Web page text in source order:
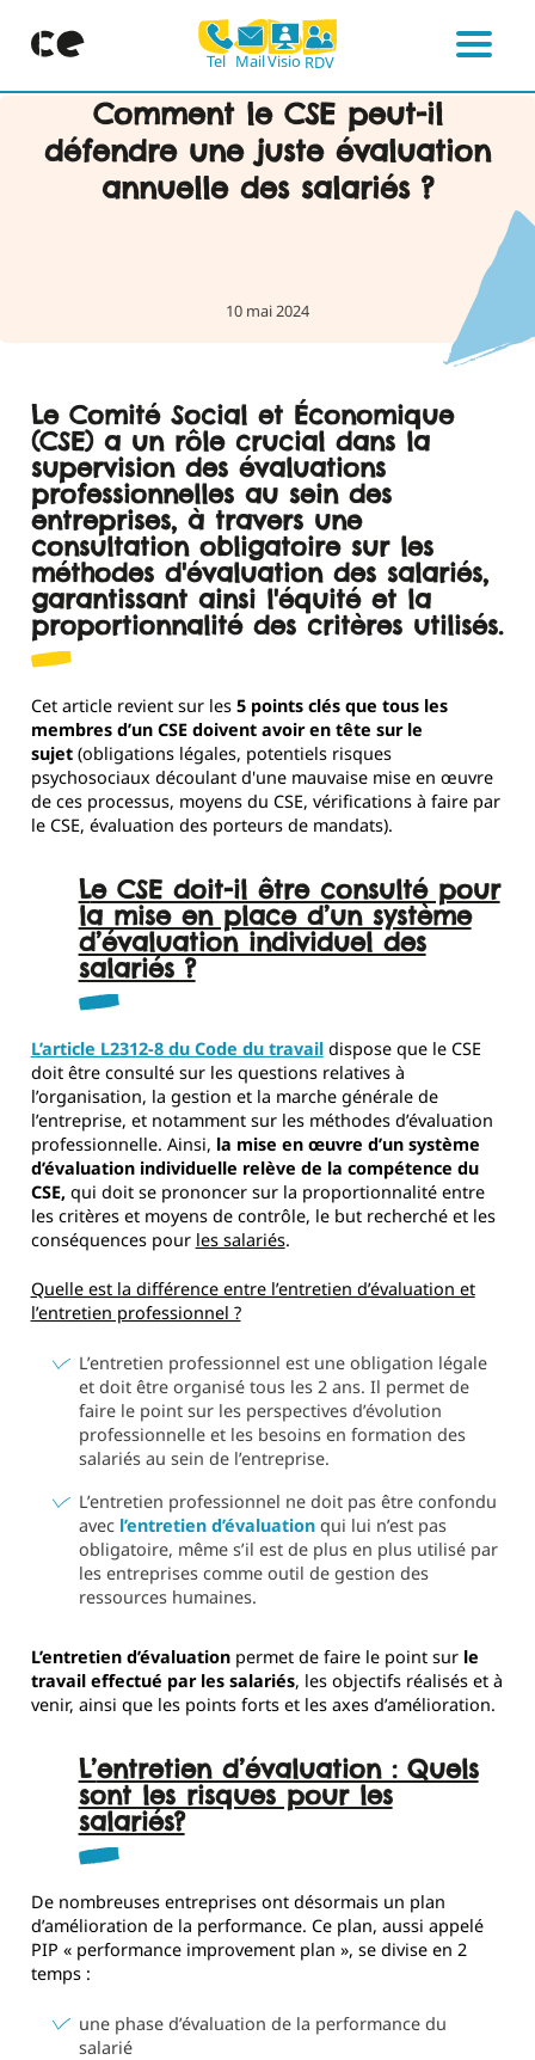
content
Tel MailVisio RDV
Comment le CSE peut-il
défendre une juste évaluation
annuelle des salariés ?
10 mai 2024
Le Comité Social et Économique
(CSE) a un rôle crucial dans la
supervision des évaluations
professionnelles au sein des
entreprises, à travers une
consultation obligatoire sur les
méthodes d'évaluation des salariés,
garantissant ainsi l'équité et la
proportionnalité des critères utilisés.
Cet article revient sur les 5 points clés que tous les
membres d’un CSE doivent avoir en tête sur le
sujet(obligations légales, potentiels risques
psychosociaux découlant d'une mauvaise mise en œuvre
de ces processus, moyens du CSE, vérifications à faire par
le CSE, évaluation des porteurs de mandats).
Le CSE doit-il être consulté pour
la mise en place d’un système
d’évaluation individuel des
salariés ?
L’article L2312-8 du Code du travaildispose que le CSE
doit être consulté sur les questions relatives à
l’organisation, la gestion et la marche générale de
l’entreprise, et notamment sur les méthodes d’évaluation
professionnelle. Ainsi, la mise en œuvre d’un système
d’évaluation individuelle relève de la compétence du
CSE, qui doit se prononcer sur la proportionnalité entre
les critères et moyens de contrôle, le but recherché et les
conséquences pour les salariés.
Quelle est la différence entre l’entretien d’évaluation et
l’entretien professionnel ?
L’entretien professionnel est une obligation légale
et doit être organisé tous les 2 ans. Il permet de
faire le point sur les perspectives d’évolution
professionnelle et les besoins en formation des
salariés au sein de l’entreprise.
L’entretien professionnel ne doit pas être confondu
avec l’entretien d’évaluationqui lui n’est pas
obligatoire, même s’il est de plus en plus utilisé par
les entreprises comme outil de gestion des
ressources humaines.
L’entretien d’évaluationpermet de faire le point sur le
travail effectué par les salariés, les objectifs réalisés et à
venir, ainsi que les points forts et les axes d’amélioration.
L’entretien d’évaluation : Quels
sont les risques pour les
salariés?
De nombreuses entreprises ont désormais un plan
d’amélioration de la performance. Ce plan, aussi appelé
PIP « performance improvement plan », se divise en 2
temps :
une phase d’évaluation de la performance du
salarié